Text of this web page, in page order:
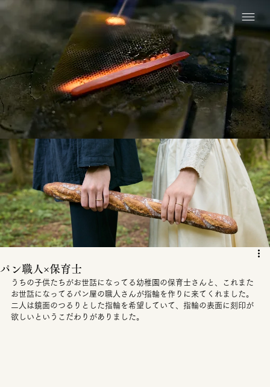
パン職人×保育士
うちの子供たちがお世話になってる幼稚園の保育士さんと、これまた
お世話になってるパン屋の職人さんが指輪を作りに来てくれました。
二人は鏡面のつるりとした指輪を希望していて、指輪の表面に刻印が
欲しいというこだわりがありました。